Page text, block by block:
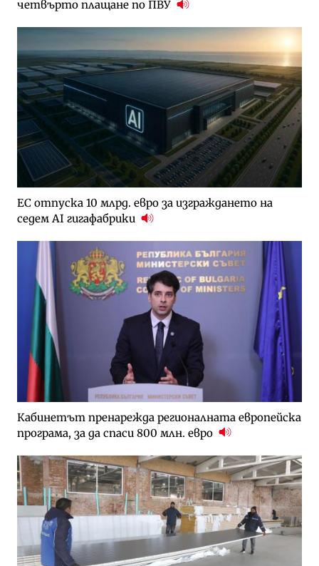
четвърто плащане по ПВУ
ЕС отпуска 10 млрд. евро за изграждането на
седем AI гигафабрики
Кабинетът пренарежда регионалната европейска
програма, за да спаси 800 млн. евро